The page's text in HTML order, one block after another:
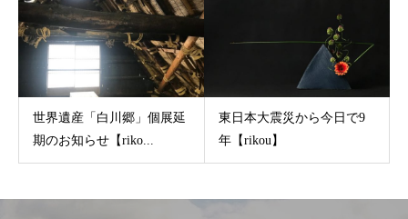
世界遺産「白川郷」個展延
期のお知らせ【riko...
東日本大震災から今日で9
年【rikou】